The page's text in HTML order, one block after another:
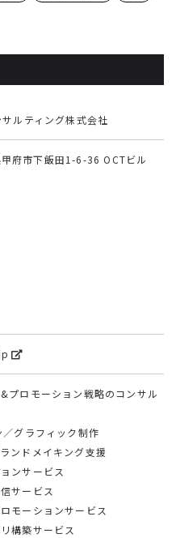
ルティング株式会社
府市下飯田1-6-36 OCTビル
プロモーション戦略のコンサル
グラフィック制作
ンドメイキング支援
ンサービス
サービス
モーションサービス
構築サービス